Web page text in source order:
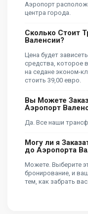
Аэропорт
центра города.
Сколько Стоит
Валенсии?
Цена будет
средства, которое
на седане эконом-
стоить 39,00 евро.
Вы Можете
Аэропорт
Да. Все наши
Могу ли я
до Аэропорта
Можете. Выберите
бронирование, и
тем, как забрать